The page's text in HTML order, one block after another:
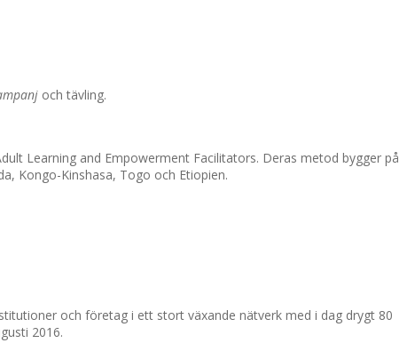
och tävling.
Learning and Empowerment Facilitators. Deras metod bygger på
Kongo-Kinshasa, Togo och Etiopien.
och företag i ett stort växande nätverk med i dag drygt 80
2016.